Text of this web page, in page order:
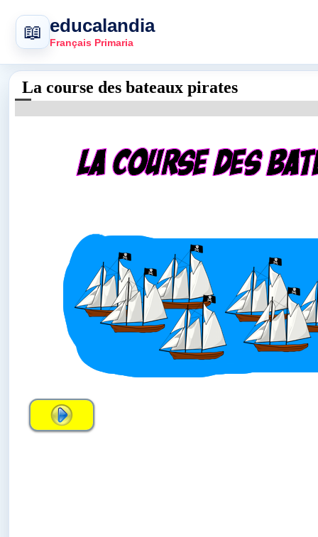
📖 educalandia
Français Primaria
La course des bateaux pirates